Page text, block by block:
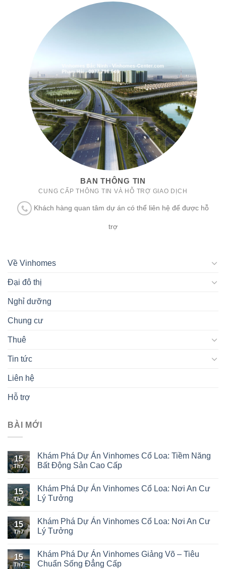
BAN THÔNG TIN
CUNG CẤP THÔNG TIN VÀ HỖ TRỢ GIAO DỊCH
Khách hàng quan tâm dự án có thể liên hệ để được hỗ
trợ
Về Vinhomes
Đại đô thị
Nghỉ dưỡng
Chung cư
Thuê
Tin tức
Liên hệ
Hỗ trợ
BÀI MỚI
15
Th7
Khám Phá Dự Án Vinhomes Cổ Loa: Tiềm Năng
Bất Động Sản Cao Cấp
15
Th7
Khám Phá Dự Án Vinhomes Cổ Loa: Nơi An Cư
Lý Tưởng
15
Th7
Khám Phá Dự Án Vinhomes Cổ Loa: Nơi An Cư
Lý Tưởng
15
Th7
Khám Phá Dự Án Vinhomes Giảng Võ – Tiêu
Chuẩn Sống Đẳng Cấp